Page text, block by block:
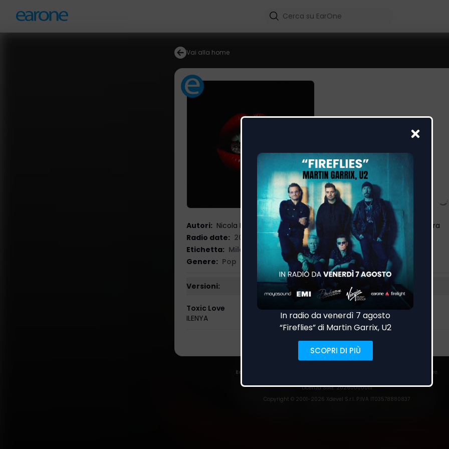
Vai alla home
Autori: Nicola Marotta, Ilenya Smedile, Andrea Biviano, Camilla Guarrera
Radio date: 20/10/2025
Etichetta: Milano Lab
Genere: Pop
Versioni:
Toxic Love
ILENYA
EarOne rileva i passaggi in onda su centinaia di emittenti italiane ed estere.
Licenza SIAE: 202600000111
Copyright © 2001- 2026 Xdevel S.r.l. P.IVA IT03578880837